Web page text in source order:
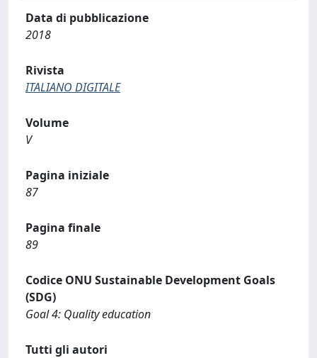
Data di pubblicazione
2018
Rivista
ITALIANO DIGITALE
Volume
V
Pagina iniziale
87
Pagina finale
89
Codice ONU Sustainable Development Goals
(SDG)
Goal 4: Quality education
Tutti gli autori